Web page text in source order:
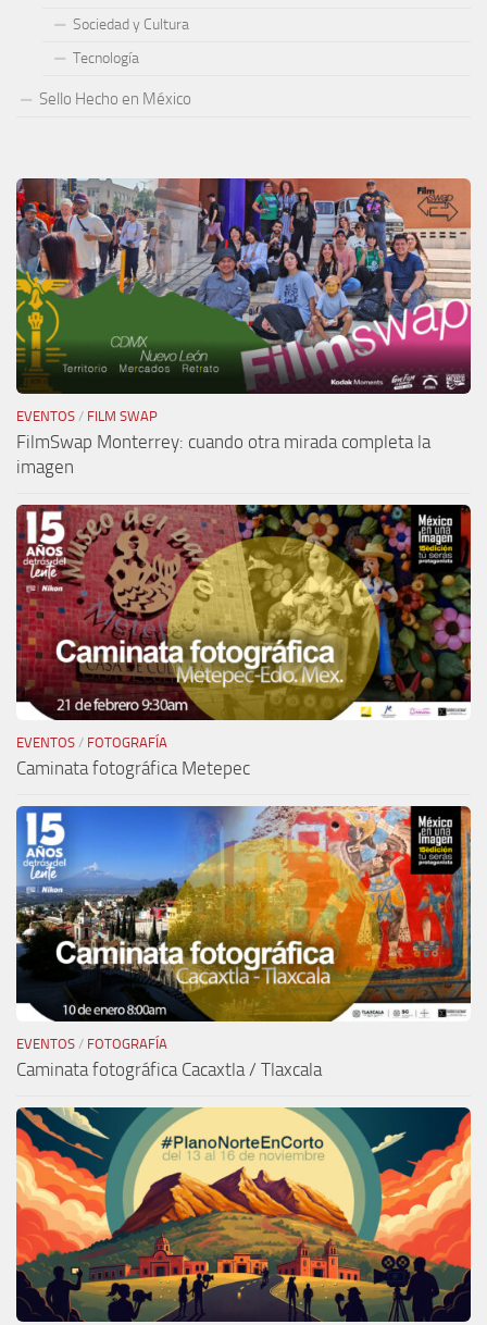
Sociedad y Cultura
Tecnología
Sello Hecho en México
EVENTOS / FILM SWAP
FilmSwap Monterrey: cuando otra mirada completa la
imagen
EVENTOS / FOTOGRAFÍA
Caminata fotográfica Metepec
EVENTOS / FOTOGRAFÍA
Caminata fotográfica Cacaxtla / Tlaxcala